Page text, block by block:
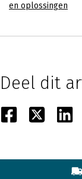
en oplossingen
Deel dit